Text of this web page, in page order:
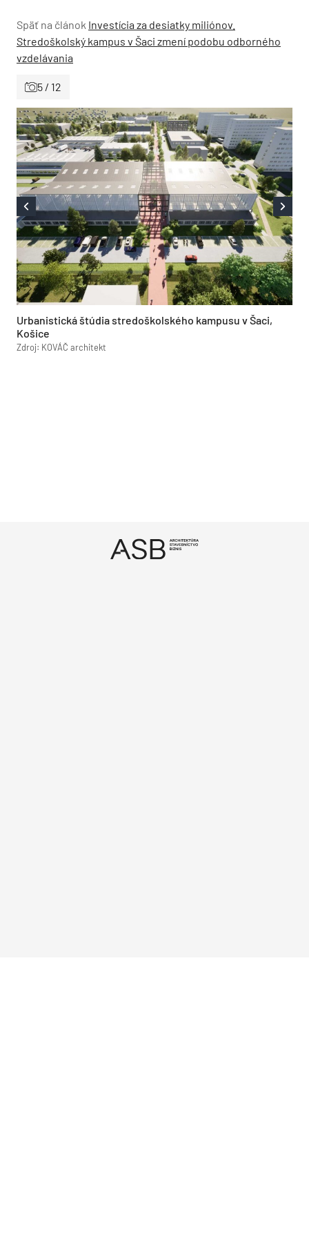
Späť na článok Investícia za desiatky miliónov.
Stredoškolský kampus v Šaci zmení podobu odborného
vzdelávania
5 / 12
Urbanistická štúdia stredoškolského kampusu v Šaci,
Košice
Zdroj: KOVÁČ architekt